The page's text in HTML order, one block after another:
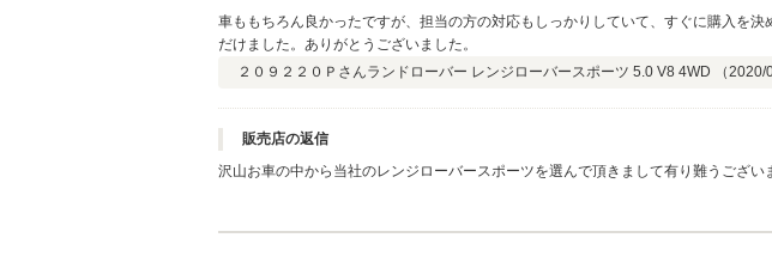
車ももちろん良かったですが、担当の方の対応もしっかりしていて、すぐに購入を
だけました。ありがとうございました。
２０９２２０Ｐさんランドローバー レンジローバースポーツ 5.0 V8 4WD （2020/
販売店の返信
沢山お車の中から当社のレンジローバースポーツを選んで頂きまして有り難うござ